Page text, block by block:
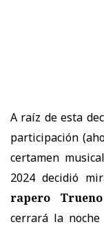
A raíz de esta
participación
certamen
2024 decidió
rapero
cerrará la